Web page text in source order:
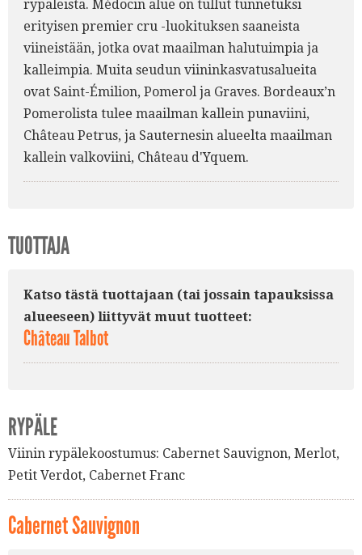
rypäleistä. Médocin alue on tullut tunnetuksi
erityisen premier cru -luokituksen saaneista
viineistään, jotka ovat maailman halutuimpia ja
kalleimpia. Muita seudun viininkasvatusalueita
ovat Saint-Émilion, Pomerol ja Graves. Bordeaux’n
Pomerolista tulee maailman kallein punaviini,
Château Petrus, ja Sauternesin alueelta maailman
kallein valkoviini, Château d'Yquem.
TUOTTAJA
Katso tästä tuottajaan (tai jossain tapauksissa
alueeseen) liittyvät muut tuotteet:
Château Talbot
RYPÄLE
Viinin rypälekoostumus: Cabernet Sauvignon, Merlot,
Petit Verdot, Cabernet Franc
Cabernet Sauvignon